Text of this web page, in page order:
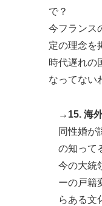
で？
今フランス
定の理念を
時代遅れの
なってない
→15. 海
同性婚が
の知って
今の大統
ーの戸籍
らある文